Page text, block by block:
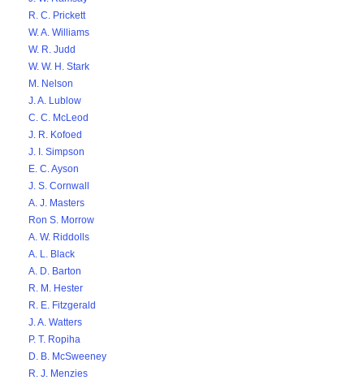
R. C. Prickett
W. A. Williams
W. R. Judd
W. W. H. Stark
M. Nelson
J. A. Lublow
C. C. McLeod
J. R. Kofoed
J. I. Simpson
E. C. Ayson
J. S. Cornwall
A. J. Masters
Ron S. Morrow
A. W. Riddolls
A. L. Black
A. D. Barton
R. M. Hester
R. E. Fitzgerald
J. A. Watters
P. T. Ropiha
D. B. McSweeney
R. J. Menzies